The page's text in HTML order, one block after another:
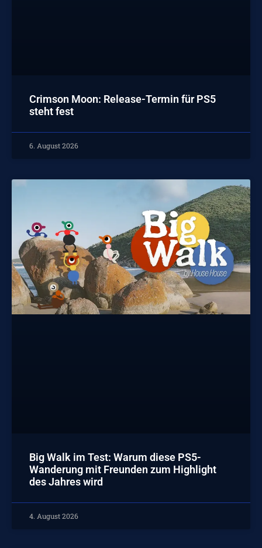
Crimson Moon: Release-Termin für PS5
steht fest
6. August 2026
Big Walk im Test: Warum diese PS5-
Wanderung mit Freunden zum Highlight
des Jahres wird
4. August 2026